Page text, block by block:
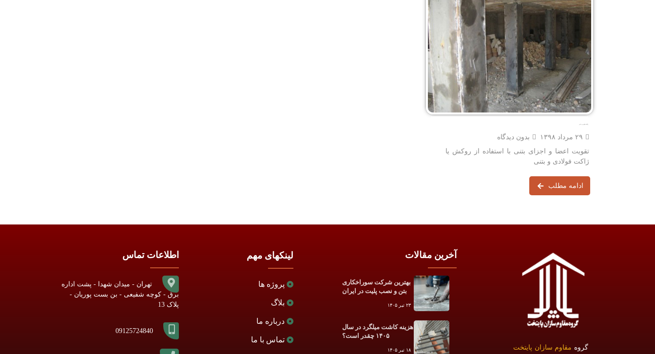
۲۹ مرداد ۱۳۹۸
بدون دیدگاه
تقویت اعضا و اجزای بتنی با استفاده از روکش یا
ژاکت فولادی و بتنی
ادامه مطلب
گروه مقاوم سازان پایتخت
آخرین مقالات
بهترین شرکت سوراخکاری
بتن و نصب پلیت در ایران
۲۳ تیر ۱۴۰۵
هزینه کاشت میلگرد در سال
۱۴۰۵ چقدر است؟
۱۸ تیر ۱۴۰۵
لینکهای مهم
پروژه ها
بلاگ
درباره ما
تماس با ما
اطلاعات تماس
تهران - میدان شهدا - پشت اداره
برق - کوچه شفیعی - بن بست پوریان -
پلاک 13
09125724840